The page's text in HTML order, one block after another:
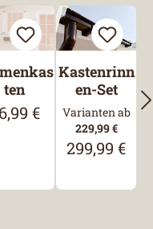
ten
Preis:
€
Kastenrinn
en-Set
Varianten ab
229,99 €
Regulärer
299,99 €